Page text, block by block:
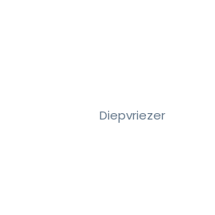
Diepvriezer